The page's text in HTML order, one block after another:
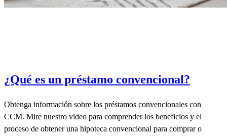
¿Qué es un préstamo convencional?
Obtenga información sobre los préstamos convencionales con
CCM. Mire nuestro video para comprender los beneficios y el
proceso de obtener una hipoteca convencional para comprar o